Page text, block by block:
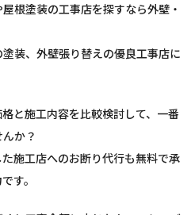
根塗装の工事店を探すなら外壁・
装、外壁張り替えの優良工事店に
と施工内容を比較検討して、一番
か？
施工店へのお断り代行も無料で承
す。